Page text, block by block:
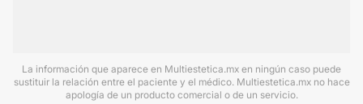
La información que aparece en Multiestetica.mx en ningún caso puede
sustituir la relación entre el paciente y el médico. Multiestetica.mx no hace
apología de un producto comercial o de un servicio.